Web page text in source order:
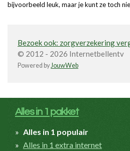
bijvoorbeeld leuk, maar je kunt ze toch
Bezoek ook: zorgverzekering
© 2012 - 2026 Internetbellentv
Powered byJouwWeb
Alles in 1 pakket
Alles in 1 populair
Alles in 1 extra internet